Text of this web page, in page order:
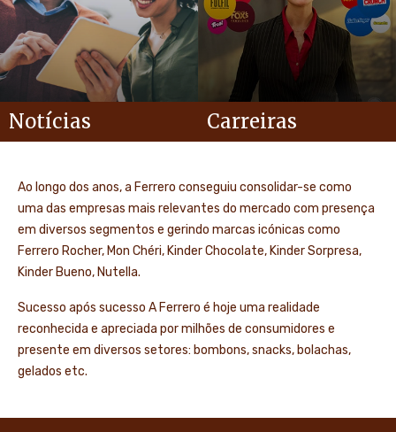
Notícias Carreiras
Ao longo dos anos, a Ferrero conseguiu consolidar-se como
uma das empresas mais relevantes do mercado com presença
em diversos segmentos e gerindo marcas icónicas como
Ferrero Rocher, Mon Chéri, Kinder Chocolate, Kinder Sorpresa,
Kinder Bueno, Nutella.
Sucesso após sucesso A Ferrero é hoje uma realidade
reconhecida e apreciada por milhões de consumidores e
presente em diversos setores: bombons, snacks, bolachas,
gelados etc.